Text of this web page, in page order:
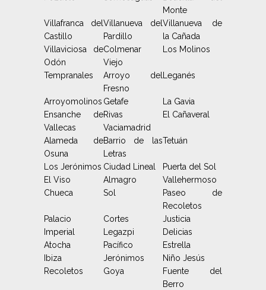
Monte
Villafranca del
Castillo
Villanueva del
Pardillo
Villanueva de
la Cañada
Villaviciosa de
Odón
Colmenar
Viejo
Los Molinos
Tempranales
Arroyo del
Fresno
Leganés
Arroyomolinos Getafe
La Gavia
Ensanche de
Vallecas
Rivas
Vaciamadrid
El Cañaveral
Alameda de
Osuna
Barrio de las
Letras
Tetuán
Los Jerónimos Ciudad Lineal
Puerta del Sol
El Viso
Almagro
Vallehermoso
Chueca
Sol
Paseo de
Recoletos
Palacio
Cortes
Justicia
Imperial
Legazpi
Delicias
Atocha
Pacífico
Estrella
Ibiza
Jerónimos
Niño Jesús
Recoletos
Goya
Fuente del
Berro